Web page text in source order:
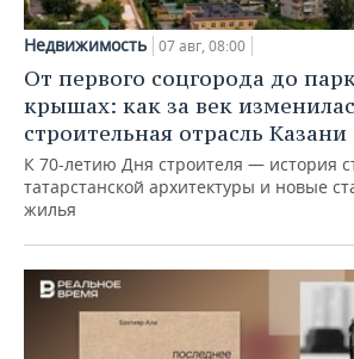
Недвижимость 07 авг, 08:00
От первого соцгорода до
крышах: как за век
строительная отрасль Казани
К 70-летию Дня строителя — история
татарстанской архитектуры и новые
жилья